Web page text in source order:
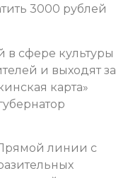
3000 рублей
в сфере культуры
и выходят за
карта»
линии с